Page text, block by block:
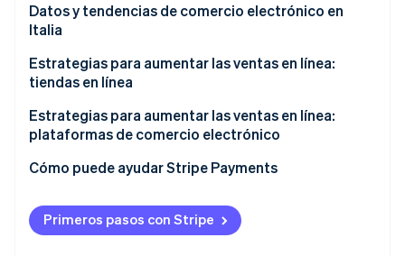
Sesiones de Stripe 2026
Descubre cómo Stripe construye la infraestructura
Mirar ahora
Datos y tendencias de comercio electrónico en
Italia
Estrategias para aumentar las ventas en línea:
tiendas en línea
Mejorar la experiencia de usuario
Simplificar el proceso de compra
Aprovechar los comentarios de los clientes
Personalización y recomendaciones de productos
Estrategias para aumentar las ventas en línea:
plataformas de comercio electrónico
Optimizar la capacidad de uso de la plataforma
Apoyar el éxito del vendedor
Garantizar transacciones seguras
Cómo puede ayudar Stripe Payments
Primeros pasos con Stripe